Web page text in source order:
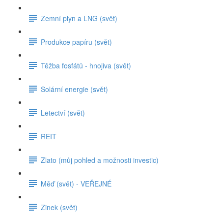
Zemní plyn a LNG (svět)
Produkce papíru (svět)
Těžba fosfátů - hnojiva (svět)
Solární energie (svět)
Letectví (svět)
REIT
Zlato (můj pohled a možnosti investic)
Měď (svět) - VEŘEJNÉ
Zinek (svět)